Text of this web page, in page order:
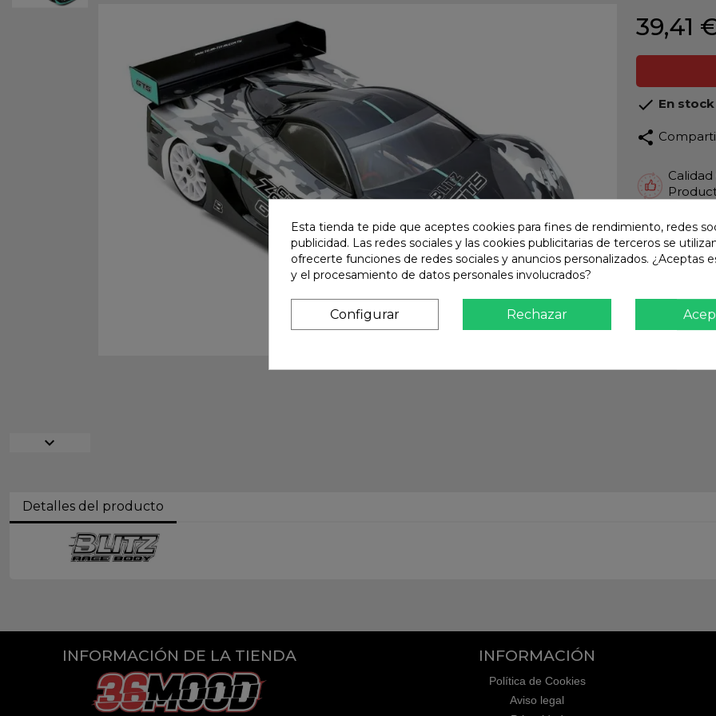
expand_more
39,41
 En stock
share
Calidad
Envío
Pago
Te
Detalles del producto
INFORMACIÓN DE LA TIENDA INFORMACIÓN
Política de Cookies
Aviso legal
Esta tienda te pide que aceptes cookies para fines de rendimiento, redes
publicidad. Las redes sociales y las cookies publicitarias de terceros se
ofrecerte funciones de redes sociales y anuncios personalizados. ¿Aceptas
y el procesamiento de datos personales involucrados?
Configurar Rechazar